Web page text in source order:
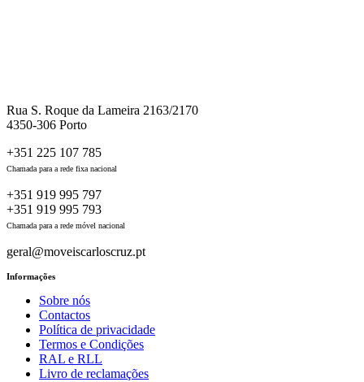
Rua S. Roque da Lameira 2163/2170
4350-306 Porto
+351 225 107 785
Chamada para a rede fixa nacional
+351 919 995 797
+351 919 995 793
Chamada para a rede móvel nacional
geral@moveiscarloscruz.pt
Informações
Sobre nós
Contactos
Política de privacidade
Termos e Condições
RAL e RLL
Livro de reclamações